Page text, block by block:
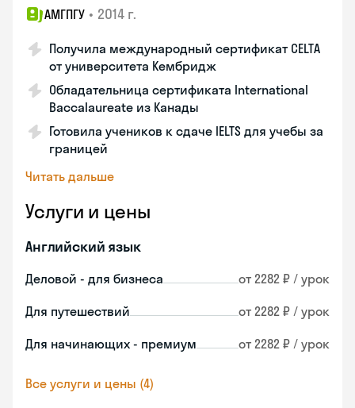
АМГПГУ • 2014 г.
Получила международный сертификат CELTA
от университета Кембридж
Обладательница сертификата International
Baccalaureate из Канады
Готовила учеников к сдаче IELTS для учебы за
границей
Читать дальше
Услуги и цены
Английский язык
Деловой - для бизнеса от 2282 ₽ / урок
Для путешествий от 2282 ₽ / урок
Для начинающих - премиум от 2282 ₽ / урок
Все услуги и цены (4)